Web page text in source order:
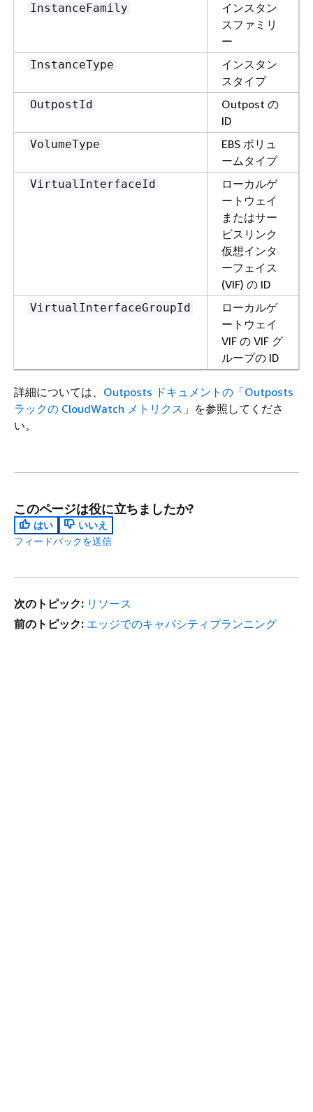
InstanceFamily
インスタン
スファミリ
ー
InstanceType
インスタン
スタイプ
OutpostId
Outpost の
ID
VolumeType
EBS ボリュ
ームタイプ
VirtualInterfaceId
ローカルゲ
ートウェイ
またはサー
ビスリンク
仮想インタ
ーフェイス
(VIF) の ID
VirtualInterfaceGroupId
ローカルゲ
ートウェイ
VIF の VIF グ
ループの ID
詳細については、 Outposts ドキュメントの「Outposts
ラックの CloudWatch メトリクス 」を参照してくださ
い。
このページは役に立ちましたか?
はい
いいえ
フィードバックを送信
次のトピック: リソース
前のトピック: エッジでのキャパシティプランニング